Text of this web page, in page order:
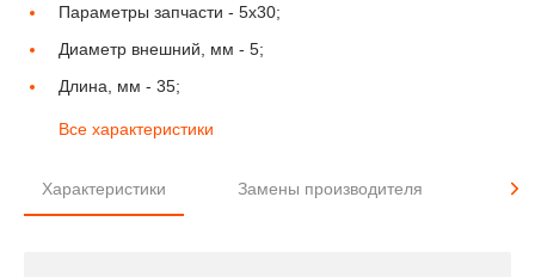
Параметры запчасти - 5x30;
Диаметр внешний, мм - 5;
Длина, мм - 35;
Все характеристики
Характеристики Замены производителя